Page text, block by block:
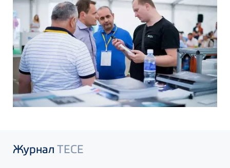
Журнал TECE